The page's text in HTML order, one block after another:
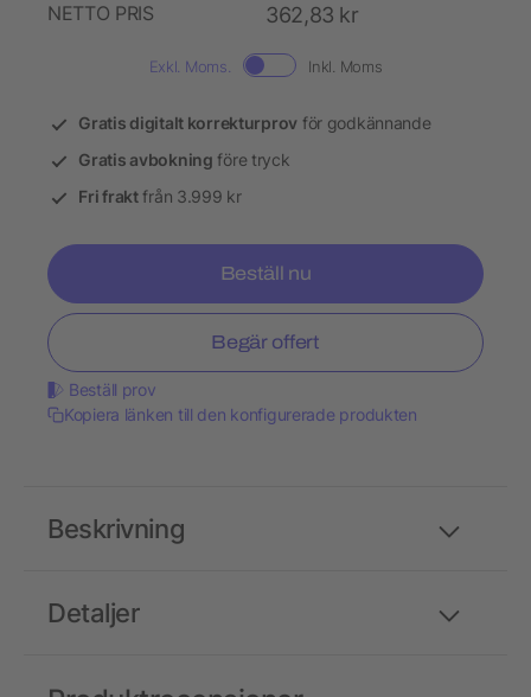
NETTO PRIS
362,83 kr
Exkl. Moms. Inkl. Moms
Gratis digitalt korrekturprov för godkännande
Gratis avbokning före tryck
Fri fraktfrån 3.999 kr
Beställ nu
Begär offert
Beställ prov
Kopiera länken till den konfigurerade produkten
Detaljer
Beskrivning